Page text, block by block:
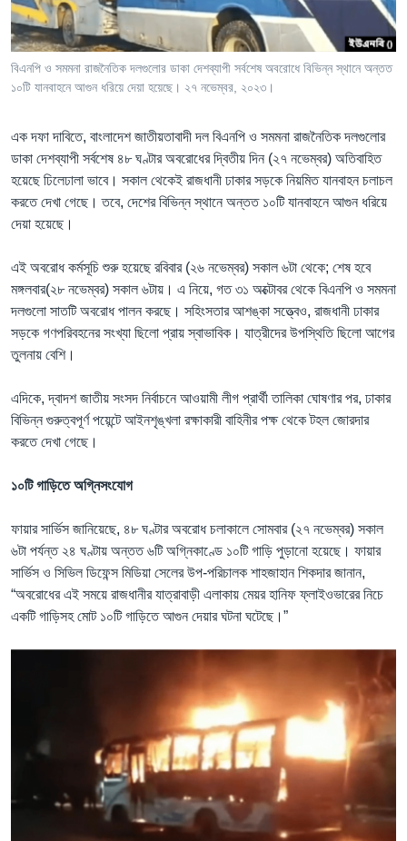
Learning English
FOLLOW US
অন্য ভাষায় ওয়েব সাইট
বিএনপি ও সমমনা রাজনৈতিক দলগুলোর ডাকা দেশব্যাপী সর্বশেষ অবরোধে বিভিন্ন স্থানে অন্তত
১০টি যানবাহনে আগুন ধরিয়ে দেয়া হয়েছে। ২৭ নভেম্বর, ২০২৩।
এক দফা দাবিতে, বাংলাদেশ জাতীয়তাবাদী দল বিএনপি ও সমমনা রাজনৈতিক দলগুলোর
ডাকা দেশব্যাপী সর্বশেষ ৪৮ ঘণ্টার অবরোধের দ্বিতীয় দিন (২৭ নভেম্বর) অতিবাহিত
হয়েছে ঢিলেঢালা ভাবে। সকাল থেকেই রাজধানী ঢাকার সড়কে নিয়মিত যানবাহন চলাচল
করতে দেখা গেছে। তবে, দেশের বিভিন্ন স্থানে অন্তত ১০টি যানবাহনে আগুন ধরিয়ে
দেয়া হয়েছে।
এই অবরোধ কর্মসূচি শুরু হয়েছে রবিবার (২৬ নভেম্বর) সকাল ৬টা থেকে; শেষ হবে
মঙ্গলবার(২৮ নভেম্বর) সকাল ৬টায়। এ নিয়ে, গত ৩১ অক্টোবর থেকে বিএনপি ও সমমনা
দলগুলো সাতটি অবরোধ পালন করছে। সহিংসতার আশঙ্কা সত্ত্বেও, রাজধানী ঢাকার
সড়কে গণপরিবহনের সংখ্যা ছিলো প্রায় স্বাভাবিক। যাত্রীদের উপস্থিতি ছিলো আগের
তুলনায় বেশি।
এদিকে, দ্বাদশ জাতীয় সংসদ নির্বাচনে আওয়ামী লীগ প্রার্থী তালিকা ঘোষণার পর, ঢাকার
বিভিন্ন গুরুত্বপূর্ণ পয়েন্টে আইনশৃঙ্খলা রক্ষাকারী বাহিনীর পক্ষ থেকে টহল জোরদার
করতে দেখা গেছে।
১০টি গাড়িতে অগ্নিসংযোগ
ফায়ার সার্ভিস জানিয়েছে, ৪৮ ঘণ্টার অবরোধ চলাকালে সোমবার (২৭ নভেম্বর) সকাল
৬টা পর্যন্ত ২৪ ঘণ্টায় অন্তত ৬টি অগ্নিকাণ্ডে ১০টি গাড়ি পুড়ানো হয়েছে। ফায়ার
সার্ভিস ও সিভিল ডিফেন্স মিডিয়া সেলের উপ-পরিচালক শাহজাহান শিকদার জানান,
“অবরোধের এই সময়ে রাজধানীর যাত্রাবাড়ী এলাকায় মেয়র হানিফ ফ্লাইওভারের নিচে
একটি গাড়িসহ মোট ১০টি গাড়িতে আগুন দেয়ার ঘটনা ঘটেছে।”